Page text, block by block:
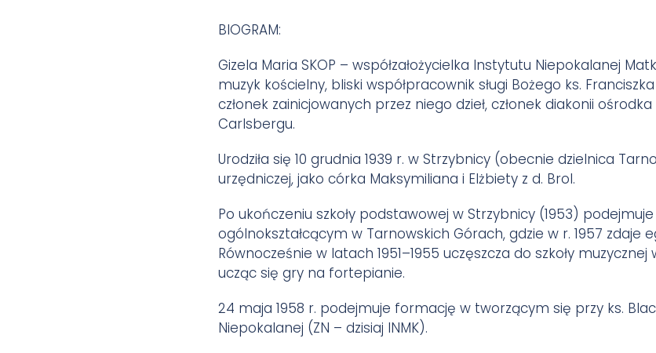
BIOGRAM:
Gizela Maria SKOP – współzałożycielka Instytutu Niepokalanej
muzyk kościelny, bliski współpracownik sługi Bożego ks.
członek zainicjowanych przez niego dzieł, członek diakonii
Carlsbergu.
Urodziła się 10 grudnia 1939 r. w Strzybnicy (obecnie dzielnica
urzędniczej, jako córka Maksymiliana i Elżbiety z d. Brol.
Po ukończeniu szkoły podstawowej w Strzybnicy (1953)
ogólnokształcącym w Tarnowskich Górach, gdzie w r. 1957 zdaje
Równocześnie w latach 1951–1955 uczęszcza do szkoły
ucząc się gry na fortepianie.
24 maja 1958 r. podejmuje formację w tworzącym się przy ks.
Niepokalanej (ZN – dzisiaj INMK).